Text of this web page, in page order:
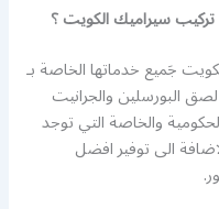
سيراميك الكويت ؟
جَميع خدماتها الخاصة بـ
البورسلين والجرانيت
والخاصة التي توجد
الى توفير افضل